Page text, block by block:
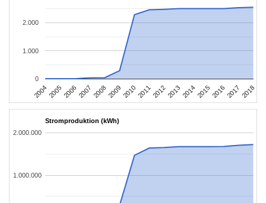
2004200520062007 2008200920102011201220132014201520162017 2018
0
1.000
2.000
Stromproduktion (kWh)
1.000.000
2.000.000